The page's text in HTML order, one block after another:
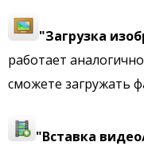
"Загрузка
работает
сможете загружать
"Вставка